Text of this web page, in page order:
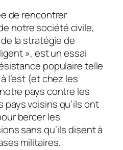
de rencontrer
notre société civile,
la stratégie de
», est un essai
populaire telle
l’est (et chez les
pays contre les
voisins qu’ils ont
bercer les
sans qu’ils disent à
militaires.